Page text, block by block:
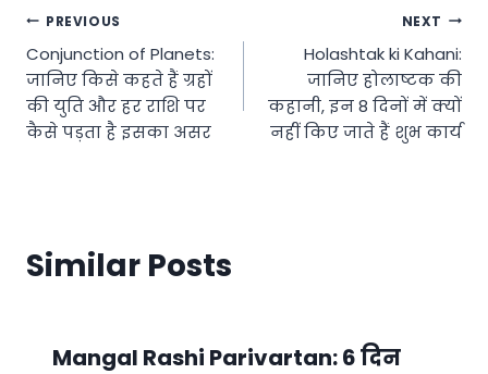
Post
navigation
PREVIOUS
Conjunction of Planets:
जानिए किसे कहते हैं ग्रहों
की युति और हर राशि पर
कैसे पड़ता है इसका असर
NEXT
Holashtak ki Kahani:
जानिए होलाष्टक की
कहानी, इन 8 दिनों में क्यों
नहीं किए जाते हैं शुभ कार्य
Similar Posts
Mangal Rashi Parivartan: 6 दिन